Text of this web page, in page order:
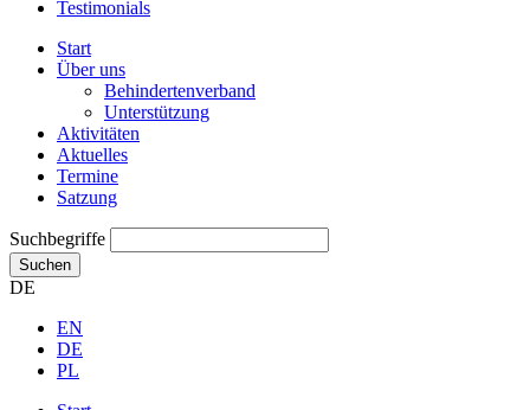
Testimonials
Start
Über uns
Behindertenverband
Unterstützung
Aktivitäten
Aktuelles
Termine
Satzung
Suchbegriffe
Suchen
DE
EN
DE
PL